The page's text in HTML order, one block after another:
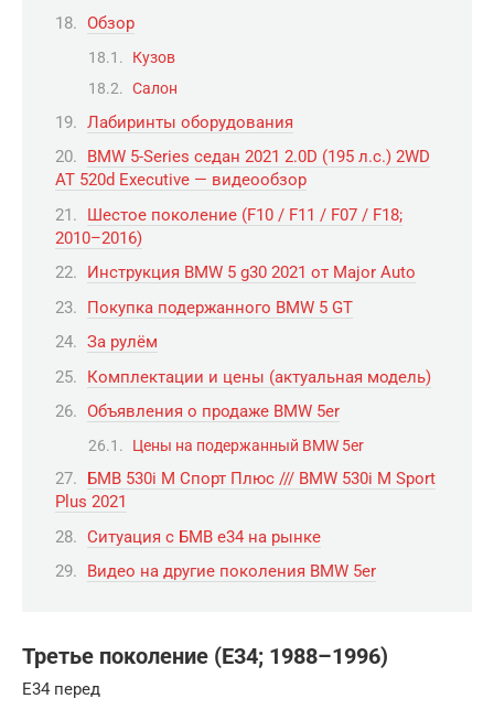
Обзор
Кузов
Салон
Лабиринты оборудования
BMW 5-Series седан 2021 2.0D (195 л.с.) 2WD
AT 520d Executive — видеообзор
Шестое поколение (F10 / F11 / F07 / F18;
2010–2016)
Инструкция BMW 5 g30 2021 от Major Auto
Покупка подержанного BMW 5 GT
За рулём
Комплектации и цены (актуальная модель)
Объявления о продаже BMW 5er
Цены на подержанный BMW 5er
БМВ 530i М Спорт Плюс /// BMW 530i M Sport
Plus 2021
Ситуация с БМВ е34 на рынке
Видео на другие поколения BMW 5er
Третье поколение (E34; 1988–1996)
Е34 перед